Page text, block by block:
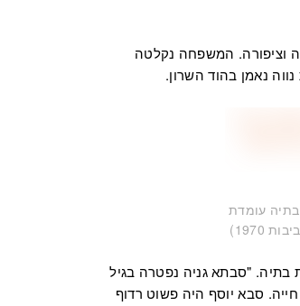
וציפורה. המשפחה נקלטה
נאמן בהוד השרון.
בתיה עומדת
1970)
"סבתא גניה נפטרה בגיל
סבא יוסף היה פשוט רדוף